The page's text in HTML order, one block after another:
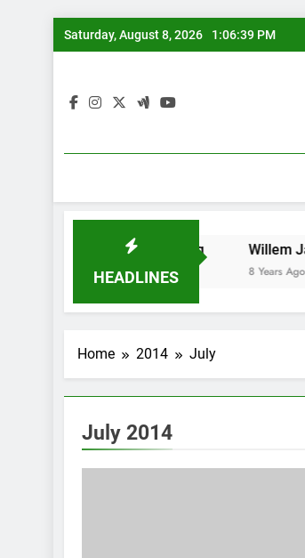
Skip
to
Saturday, August 8, 2026 1:06:39 PM
HEADLINES
tunggal iPan Lasuang Willem Jan
8 Years Ago
Home 2014 July
July 2014